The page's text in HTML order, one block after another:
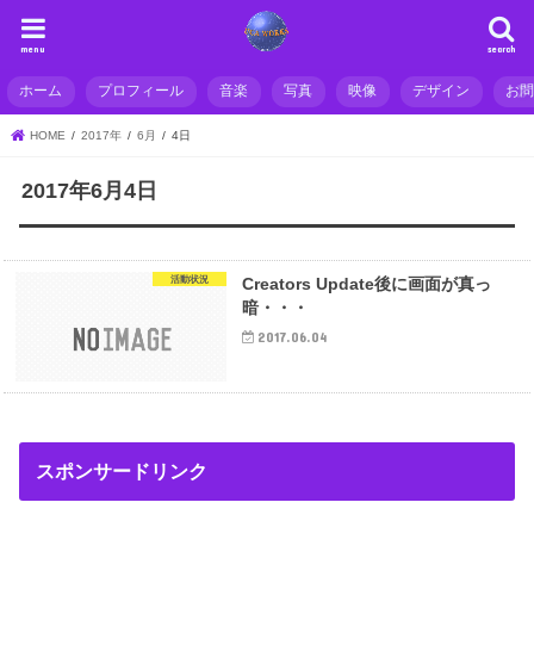
search
menu
ホーム プロフィール 音楽 写真 映像 デザイン お
HOME 2017年 6月 4日
2017年6月4日
活動状況
Creators Update後に画面が真っ
暗・・・
2017.06.04
スポンサードリンク